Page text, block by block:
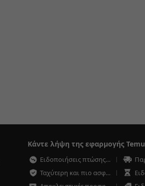
Κάντε λήψη της εφαρμογής Temu
Ειδοποιήσεις πτώσης τιμών
Ταχύτερη και πιο ασφαλής ολοκλήρωση αγοράς